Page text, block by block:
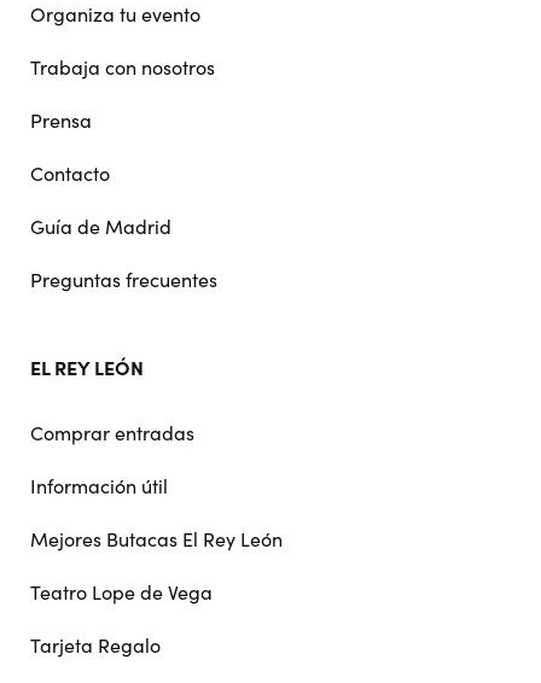
Organiza tu evento
Trabaja con nosotros
Prensa
Contacto
Guía de Madrid
Preguntas frecuentes
EL REY LEÓN
Comprar entradas
Información útil
Mejores Butacas El Rey León
Teatro Lope de Vega
Tarjeta Regalo